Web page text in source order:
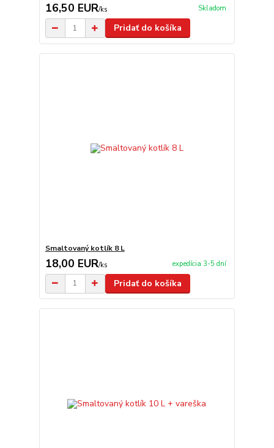
16,50 EUR/ks Skladom
Pridať do košíka
Smaltovaný kotlík 8 L
18,00 EUR/ks expedícia 3-5 dní
Pridať do košíka